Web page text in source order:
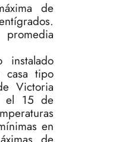
de
instalado
casa tipo
Victoria
el 15 de
en